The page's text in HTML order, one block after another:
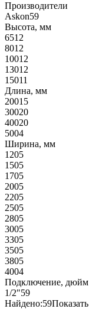
Производители
Askon59
Высота, мм
6512
8012
10012
13012
15011
Длина, мм
20015
30020
40020
5004
Ширина, мм
1205
1505
1705
2005
2205
2505
2805
3005
3305
3505
3805
4004
Подключение, дюйм
1/2"59
Найдено:59Показать